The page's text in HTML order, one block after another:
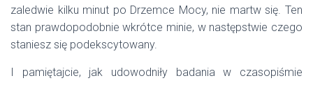
zaledwie kilku minut po Drzemce Mocy, nie martw się. Ten
stan prawdopodobnie wkrótce minie, w następstwie czego
staniesz się podekscytowany.
I pamiętajcie, jak udowodniły badania w czasopiśmie